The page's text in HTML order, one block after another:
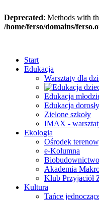
Deprecated: Methods with
/home/ferso/domains/
Start
Edukacja
Warsztaty dla
Edukacja
Edukacja
Zielone szkoły
IMAX -
Ekologia
Ośrodek
e-Kolumna
Biobudownictwo
Akademia
Klub Przyjaciół
Kultura
Tańce